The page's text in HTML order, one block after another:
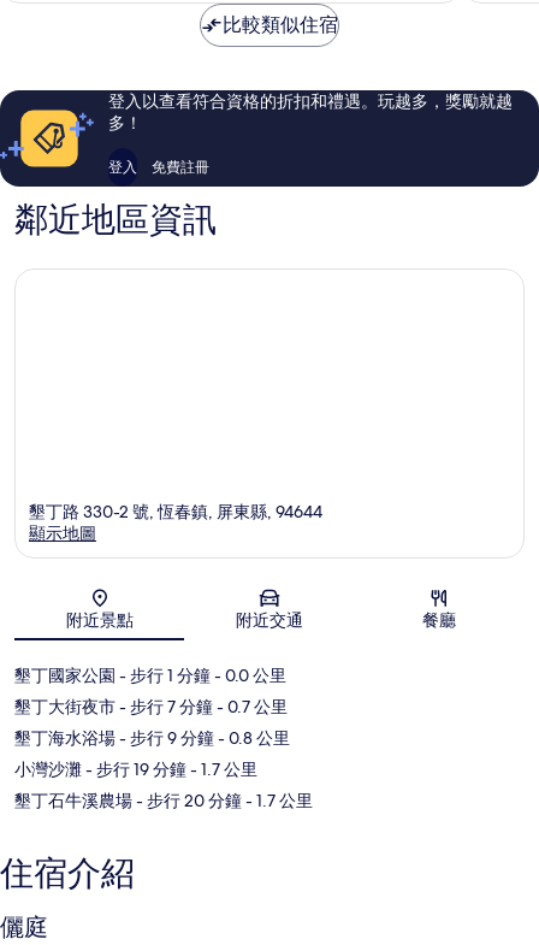
棒
評
論
極
評
論
比較類似住宿
登入以查看符合資格的折扣和禮遇。玩越多，獎勵就越
多！
登入 免費註冊
鄰近地區資訊
地圖
墾丁路 330-2 號, 恆春鎮, 屏東縣, 94644
顯示地圖
附近景點 附近交通 餐廳
墾丁國家公園 - 步行 1 分鐘- 0.0 公里
墾丁大街夜市- 步行 7 分鐘- 0.7 公里
墾丁海水浴場- 步行 9 分鐘- 0.8 公里
小灣沙灘- 步行 19 分鐘- 1.7 公里
墾丁石牛溪農場- 步行 20 分鐘- 1.7 公里
住宿介紹
儷庭